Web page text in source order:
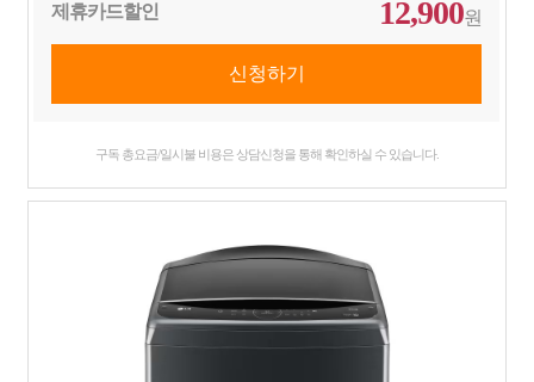
제휴카드할인
12,900원
구독 총요금/일시불 비용은 상담신청을 통해 확인하실 수 있습니다.